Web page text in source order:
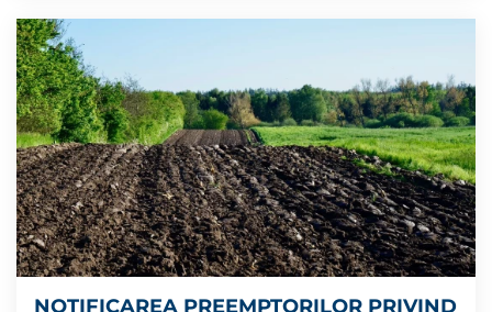
NOTIFICAREA PREEMPTORILOR PRIVIND